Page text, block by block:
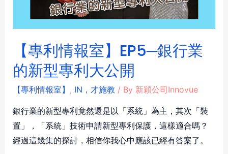
【專利情報室】EP5─銀行業
的新型專利大公開
【專利情報室】 , IN，才施教 / By 新穎公司Innovue
銀行業的新型專利竟然還是以「系統」為主，其次「裝
置」，「系統」技術申請新型專利保護，這樣適合嗎？
經過這幾集的探討，相信你我心中應該已經有答案了。